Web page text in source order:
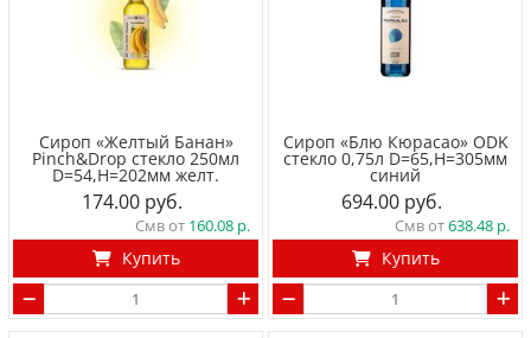
Сироп «Желтый Банан»
Pinch&Drop стекло 250мл
D=54,H=202мм желт.
174.00
Смв от 160.08
Купить
Сироп «Блю Кюрасао» ODK
стекло 0,75л D=65,H=305мм
синий
694.00
Смв от638.48
Купить